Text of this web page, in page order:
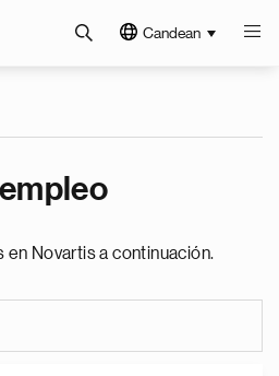
Candean
Novartis a continuación.